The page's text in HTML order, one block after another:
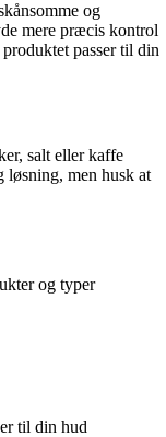
og
mere præcis kontrol
passer til din
salt eller kaffe
men husk at
og typer
til din hud